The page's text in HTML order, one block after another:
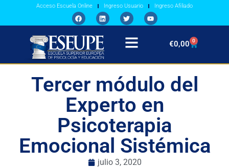
Acceso Escuela Online Ingreso Usuario Ingreso Afiliado
€0,00 0
Tercer módulo del
Experto en
Psicoterapia
Emocional Sistémica
julio 3, 2020